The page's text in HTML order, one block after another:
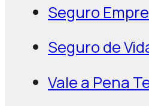
Seguro
Seguro de
Vale a Pena